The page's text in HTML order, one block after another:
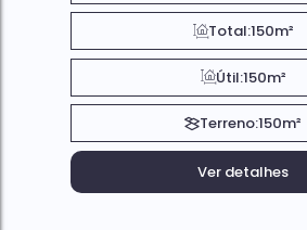
Total:150m²
Útil:150m²
Terreno:150m²
Ver detalhes